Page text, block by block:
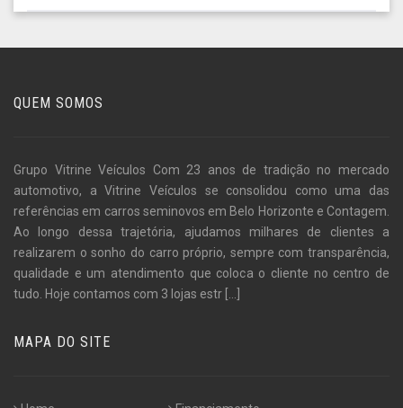
QUEM SOMOS
Grupo Vitrine Veículos Com 23 anos de tradição no mercado
automotivo, a Vitrine Veículos se consolidou como uma das
referências em carros seminovos em Belo Horizonte e Contagem.
Ao longo dessa trajetória, ajudamos milhares de clientes a
realizarem o sonho do carro próprio, sempre com transparência,
qualidade e um atendimento que coloca o cliente no centro de
tudo. Hoje contamos com 3 lojas estr [...]
MAPA DO SITE